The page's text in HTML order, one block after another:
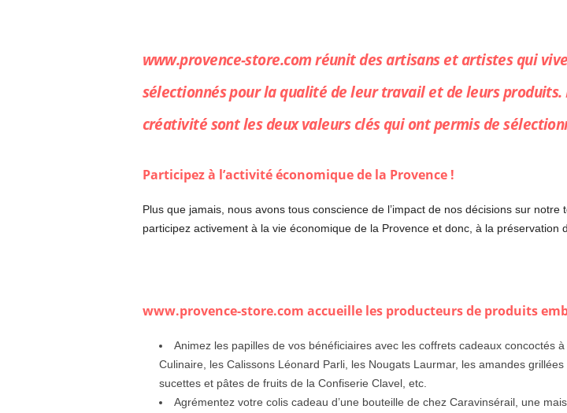
www.provence-store.comréunit des artisans et artistes qui
sélectionnés pour la qualité de leur travail et de leurs
créativité sont les deux valeurs clés qui ont permis de
Participez à l’activité économique de la Provence !
Plus que jamais, nous avons tous conscience de l’impact de nos décisions sur notre
participez activement à la vie économique de la Provence et donc, à la préservation
www.provence-store.com accueille les producteurs de produits
Animez les papilles de vos bénéficiaires avec les coffrets cadeaux concoctés
Culinaire, les Calissons Léonard Parli, les Nougats Laurmar, les amandes
sucettes et pâtes de fruits de la Confiserie Clavel, etc.
Agrémentez votre colis cadeau d’une bouteille de chez Caravinsérail, une